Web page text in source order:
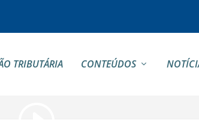
TRIBUTÁRIA CONTEÚDOS